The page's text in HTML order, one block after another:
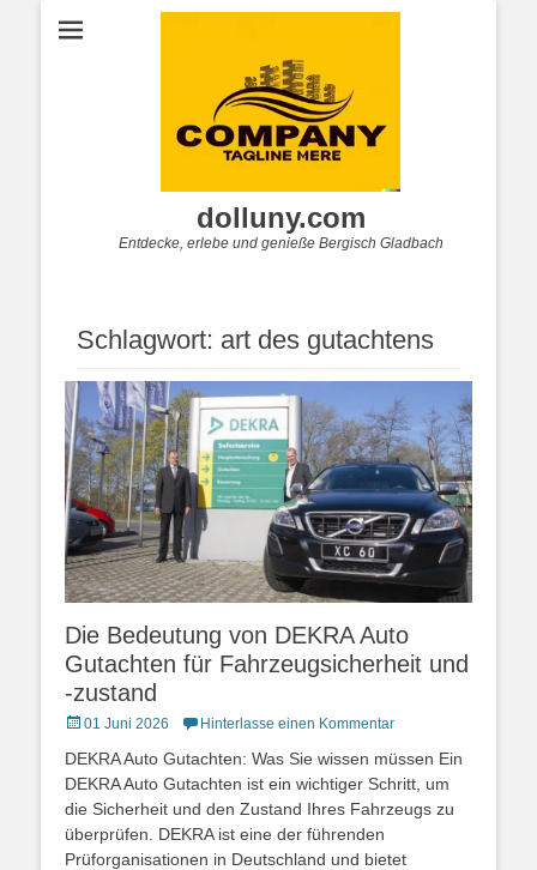
dolluny.com
Entdecke, erlebe und genieße Bergisch Gladbach
Schlagwort: art des gutachtens
Die Bedeutung von DEKRA Auto
Gutachten für Fahrzeugsicherheit und
-zustand
Posted
01 Juni 2026 Hinterlasse einen Kommentar
DEKRA Auto Gutachten: Was Sie wissen müssen Ein
DEKRA Auto Gutachten ist ein wichtiger Schritt, um
die Sicherheit und den Zustand Ihres Fahrzeugs zu
überprüfen. DEKRA ist eine der führenden
Prüforganisationen in Deutschland und bietet